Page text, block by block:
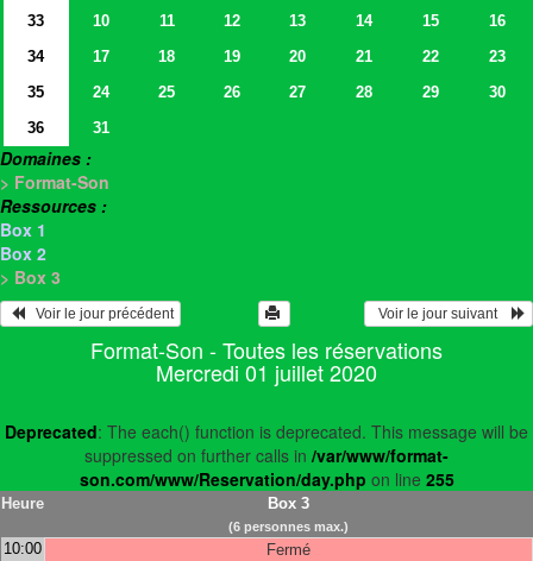
33
10 11 12 13 14 15
16
34
17 18 19 20 21 22
23
35
24 25 26 27 28 29
30
36
31
Domaines :
> Format-Son
Ressources :
Box 1
Box 2
> Box 3
   Voir le jour précédent
  Voir le jour suivant
Format-Son - Toutes les réservations
Mercredi 01 juillet 2020
Deprecated: The each() function is deprecated. This message will be
suppressed on further calls in /var/www/format-
son.com/www/Reservation/day.php on line 255
Heure Box 3
(6 personnes max.)
10:00
Fermé